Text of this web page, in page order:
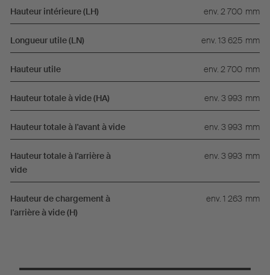
Hauteur intérieure (LH) env. 2 700 mm
Longueur utile (LN) env. 13 625 mm
Hauteur utile env. 2 700 mm
Hauteur totale à vide (HA) env. 3 993 mm
Hauteur totale à l'avant à vide env. 3 993 mm
Hauteur totale à l'arrière à
vide
env. 3 993 mm
Hauteur de chargement à
l'arrière à vide (H)
env. 1 263 mm